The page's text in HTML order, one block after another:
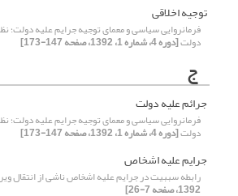
توجیه اخلاقی
فرمانروایی سیاسی و معمای توجیه جرایم علیه دولت؛
دولت[دوره 4، شماره 1، 1392، صفحه 147-173]
ج
جرائم علیه دولت
فرمانروایی سیاسی و معمای توجیه جرایم علیه دولت؛
دولت[دوره 4، شماره 1، 1392، صفحه 147-173]
جرایم علیه اشخاص
رابطه سببیت در جرایم علیه اشخاص ناشی از انتقال
1392، صفحه 7-26]